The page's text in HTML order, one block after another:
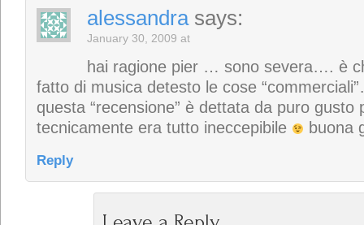
alessandra says:
January 30, 2009 at
hai ragione pier … sono severa…. è
fatto di musica detesto le cose
questa “recensione” è dettata da puro gusto
tecnicamente era tutto ineccepibile
buona
Reply